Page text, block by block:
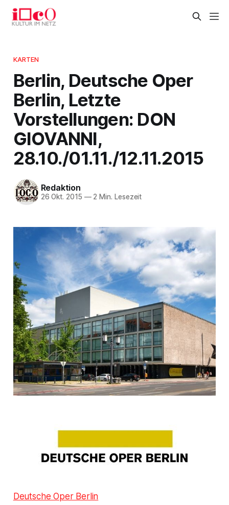
KARTEN
Berlin, Deutsche Oper
Berlin, Letzte
Vorstellungen: DON
GIOVANNI,
28.10./01.11./12.11.2015
Redaktion
26 Okt. 2015 —2 Min. Lesezeit
Deutsche Oper Berlin